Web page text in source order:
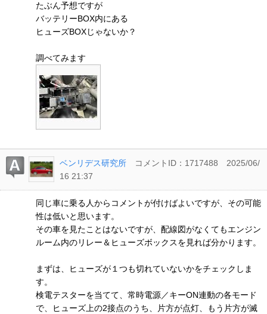
たぶん予想ですが
バッテリーBOX内にある
ヒューズBOXじゃないか？
調べてみます
ベンリデス研究所 コメントID：1717488
2025/06/
16 21:37
同じ車に乗る人からコメントが付けばよいですが、その可能
性は低いと思います。
その車を見たことはないですが、配線図がなくてもエンジン
ルーム内のリレー＆ヒューズボックスを見れば分かります。
まずは、ヒューズが１つも切れていないかをチェックしま
す。
検電テスターを当てて、常時電源／キーON連動の各モード
で、ヒューズ上の2接点のうち、片方が点灯、もう片方が滅